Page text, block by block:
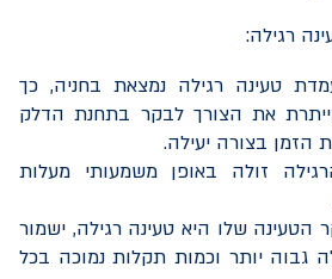
רגילה:
טעינה רגילה נמצאת בחניה, כך
את הצורך לבקר בתחנת הדלק
הזמן בצורה יעילה.
זולה באופן משמעותי מעלות
הטעינה שלו היא טעינה רגילה, ישמור
גבוה יותר וכמות תקלות נמוכה בכל